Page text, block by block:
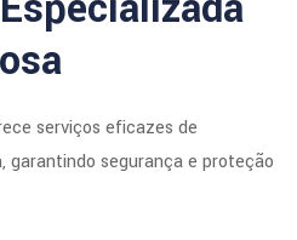
serviços eficazes de
garantindo segurança e proteção